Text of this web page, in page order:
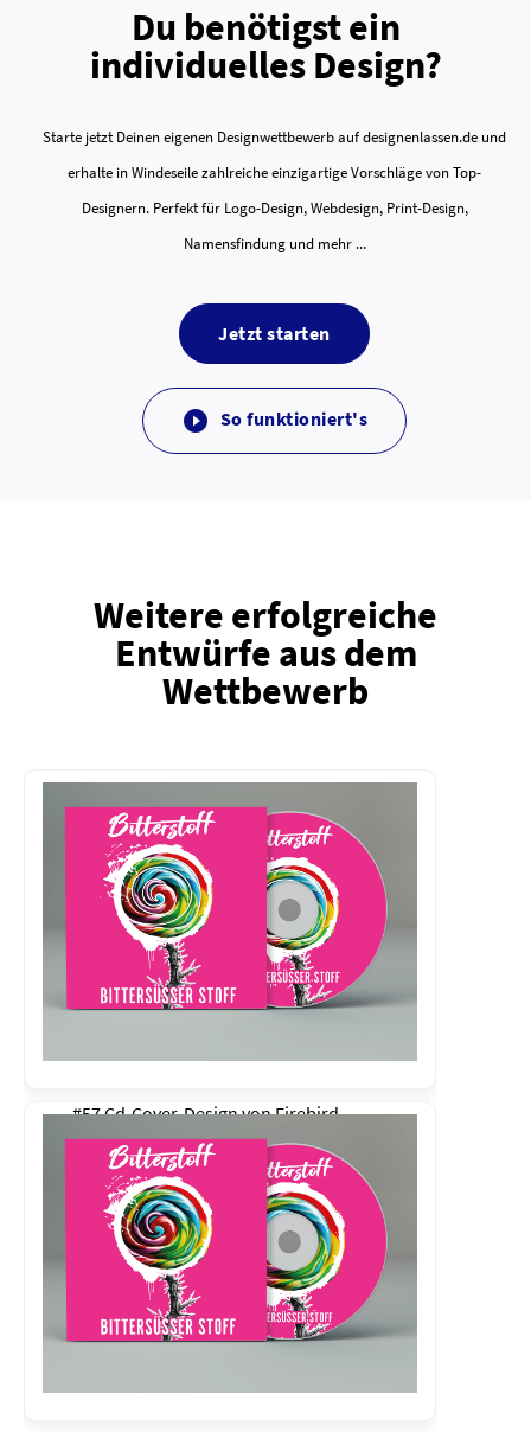
Du benötigst ein
individuelles Design?
Starte jetzt Deinen eigenen Designwettbewerb auf designenlassen.de und
erhalte in Windeseile zahlreiche einzigartige Vorschläge von Top-
Designern. Perfekt für Logo-Design, Webdesign, Print-Design,
Namensfindung und mehr ...
Jetzt starten
 So funktioniert's
Weitere erfolgreiche
Entwürfe aus dem
Wettbewerb
#57 Cd-Cover-Design vonFirebird